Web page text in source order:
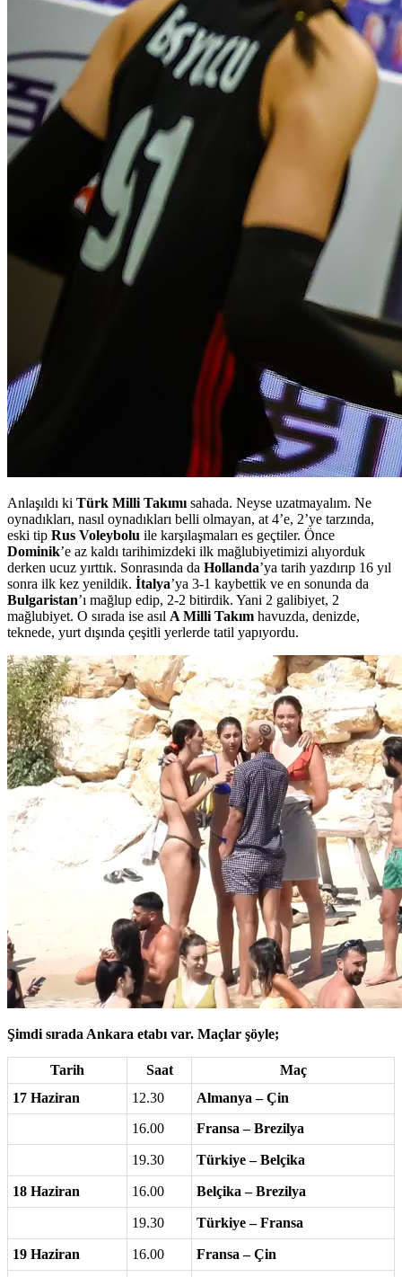
Anlaşıldı ki Türk Milli Takımı sahada. Neyse uzatmayalım. Ne
oynadıkları, nasıl oynadıkları belli olmayan, at 4’e, 2’ye tarzında,
eski tip Rus Voleybolu ile karşılaşmaları es geçtiler. Önce
Dominik’e az kaldı tarihimizdeki ilk mağlubiyetimizi alıyorduk
derken ucuz yırttık. Sonrasında da Hollanda’ya tarih yazdırıp 16 yıl
sonra ilk kez yenildik. İtalya’ya 3-1 kaybettik ve en sonunda da
Bulgaristan’ı mağlup edip, 2-2 bitirdik. Yani 2 galibiyet, 2
mağlubiyet. O sırada ise asıl A Milli Takım havuzda, denizde,
teknede, yurt dışında çeşitli yerlerde tatil yapıyordu.
Şimdi sırada Ankara etabı var. Maçlar şöyle;
Tarih Saat
Maç
17 Haziran
12.30
Almanya – Çin
16.00
Fransa – Brezilya
19.30 Türkiye – Belçika
18 Haziran 16.00 Belçika – Brezilya
19.30 Türkiye – Fransa
19 Haziran 16.00 Fransa – Çin